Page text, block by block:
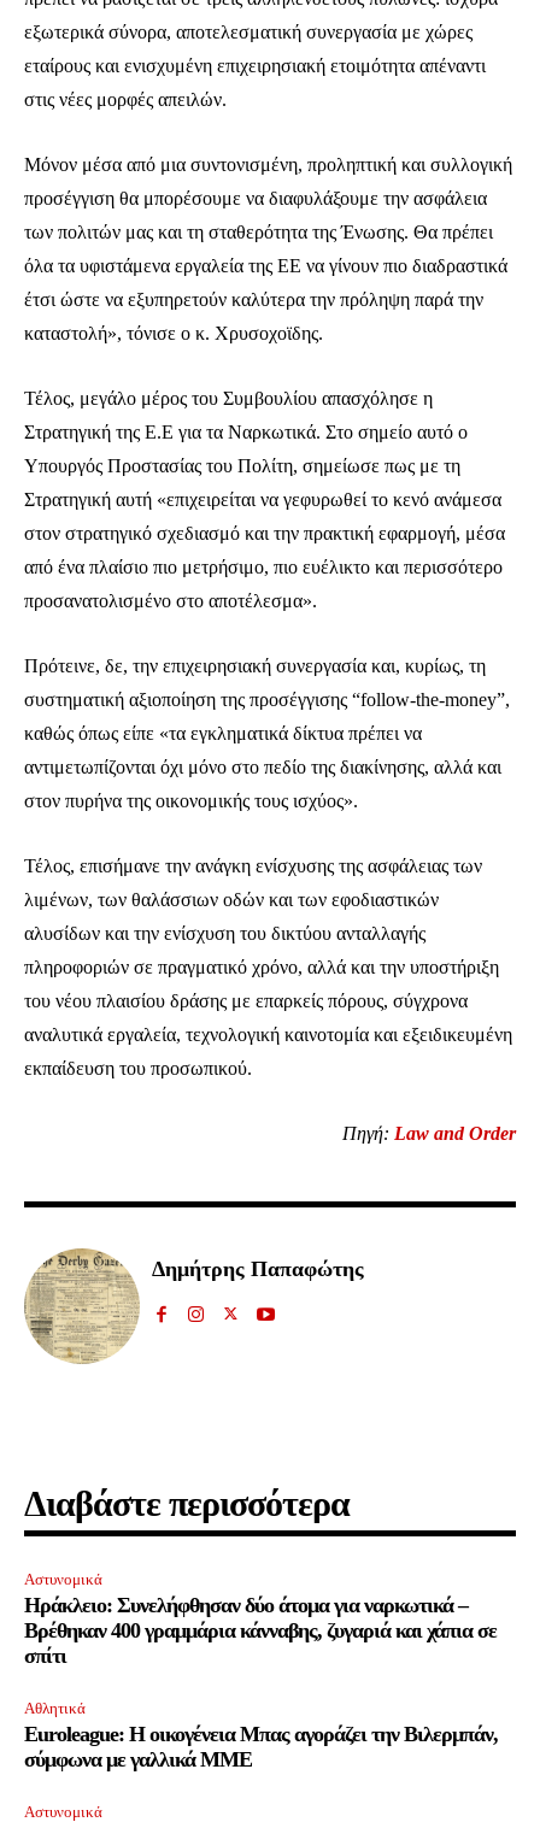
32,111
εξωτερικά σύνορα, αποτελεσματική συνεργασία με χώρες
εταίρους και ενισχυμένη επιχειρησιακή ετοιμότητα απέναντι
στις νέες μορφές απειλών.
Μόνον μέσα από μια συντονισμένη, προληπτική και συλλογική
προσέγγιση θα μπορέσουμε να διαφυλάξουμε την ασφάλεια
των πολιτών μας και τη σταθερότητα της Ένωσης. Θα πρέπει
όλα τα υφιστάμενα εργαλεία της ΕΕ να γίνουν πιο διαδραστικά
έτσι ώστε να εξυπηρετούν καλύτερα την πρόληψη παρά την
καταστολή», τόνισε ο κ. Χρυσοχοϊδης.
Τέλος, μεγάλο μέρος του Συμβουλίου απασχόλησε η
Στρατηγική της Ε.Ε για τα Ναρκωτικά. Στο σημείο αυτό ο
Υπουργός Προστασίας του Πολίτη, σημείωσε πως με τη
Στρατηγική αυτή «επιχειρείται να γεφυρωθεί το κενό ανάμεσα
στον στρατηγικό σχεδιασμό και την πρακτική εφαρμογή, μέσα
από ένα πλαίσιο πιο μετρήσιμο, πιο ευέλικτο και περισσότερο
προσανατολισμένο στο αποτέλεσμα».
Πρότεινε, δε, την επιχειρησιακή συνεργασία και, κυρίως, τη
συστηματική αξιοποίηση της προσέγγισης “follow-the-money”,
καθώς όπως είπε «τα εγκληματικά δίκτυα πρέπει να
αντιμετωπίζονται όχι μόνο στο πεδίο της διακίνησης, αλλά και
στον πυρήνα της οικονομικής τους ισχύος».
Τέλος, επισήμανε την ανάγκη ενίσχυσης της ασφάλειας των
λιμένων, των θαλάσσιων οδών και των εφοδιαστικών
αλυσίδων και την ενίσχυση του δικτύου ανταλλαγής
πληροφοριών σε πραγματικό χρόνο, αλλά και την υποστήριξη
του νέου πλαισίου δράσης με επαρκείς πόρους, σύγχρονα
αναλυτικά εργαλεία, τεχνολογική καινοτομία και εξειδικευμένη
εκπαίδευση του προσωπικού.
Πηγή: Law and Order
Δημήτρης Παπαφώτης
Διαβάστε περισσότερα
Αστυνομικά
Ηράκλειο: Συνελήφθησαν δύο άτομα για ναρκωτικά –
Βρέθηκαν 400 γραμμάρια κάνναβης, ζυγαριά και χάπια σε
σπίτι
Αθλητικά
Euroleague: Η οικογένεια Μπας αγοράζει την Βιλερμπάν,
σύμφωνα με γαλλικά ΜΜΕ
Αστυνομικά